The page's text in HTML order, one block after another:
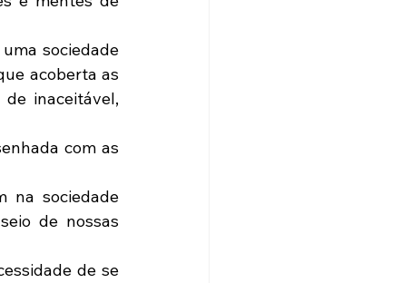
sociedade
acoberta as
inaceitável,
com as
na sociedade
de nossas
de se